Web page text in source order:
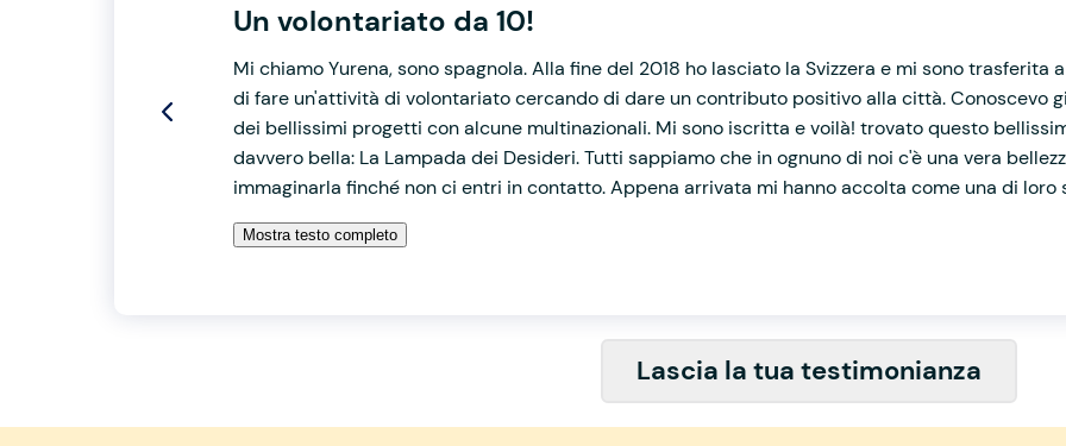
Un volontariato da 10!
Mi chiamo Yurena, sono spagnola. Alla fine del 2018 ho lasciato la Svizzera e mi sono trasferita
di fare un'attività di volontariato cercando di dare un contributo positivo alla città. Conoscevo
dei bellissimi progetti con alcune multinazionali. Mi sono iscritta e voilà! trovato questo
davvero bella: La Lampada dei Desideri. Tutti sappiamo che in ognuno di noi c'è una vera
immaginarla finché non ci entri in contatto. Appena arrivata mi hanno accolta come una di loro
Mostra testo completo
Lascia la tua testimonianza